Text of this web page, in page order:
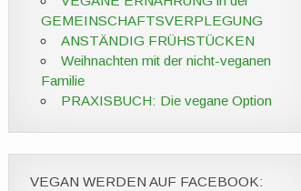
GEMEINSCHAFTSVERPLEGUNG
ANSTÄNDIG FRÜHSTÜCKEN
Weihnachten mit der nicht-veganen
Familie
PRAXISBUCH: Die vegane Option
VEGAN WERDEN AUF FACEBOOK: